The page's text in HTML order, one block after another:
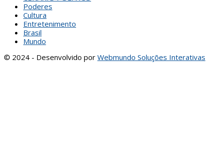
Poderes
Cultura
Entretenimento
Brasil
Mundo
© 2024 - Desenvolvido por Webmundo Soluções Interativas